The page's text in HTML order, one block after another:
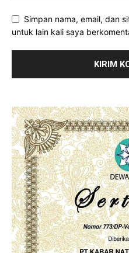
Simpan nama, email, dan
untuk lain kali saya